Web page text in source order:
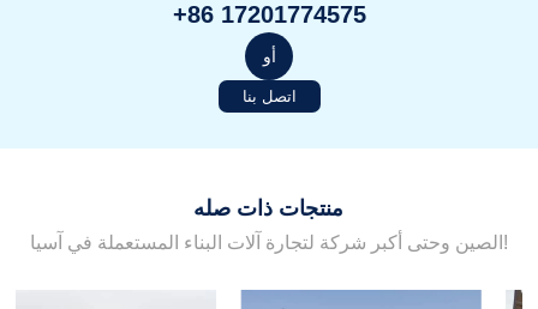
+86 17201774575
أو
اتصل بنا
منتجات ذات صله
الصين وحتى أكبر شركة لتجارة آلات البناء المستعملة في آسيا!